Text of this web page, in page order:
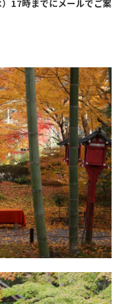
17時までにメールでご案